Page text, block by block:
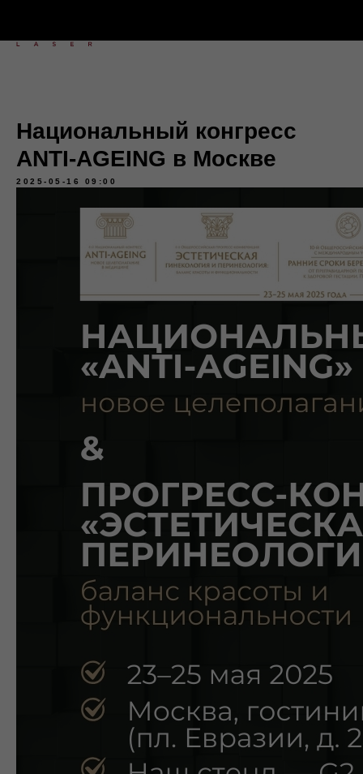
Национальный конгресс
ANTI-AGEING в Москве
2025-05-16 09:00